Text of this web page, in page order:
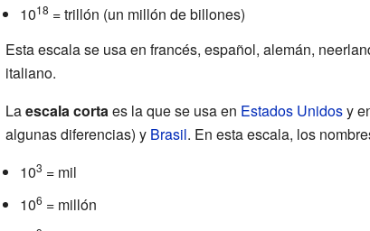
1018 = trillón (un millón de billones)
Esta escala se usa en francés, español, alemán,
italiano.
Laescala cortaes la que se usa en Estados Unidosy
algunas diferencias) y Brasil. En esta escala, los
103 = mil
106 = millón